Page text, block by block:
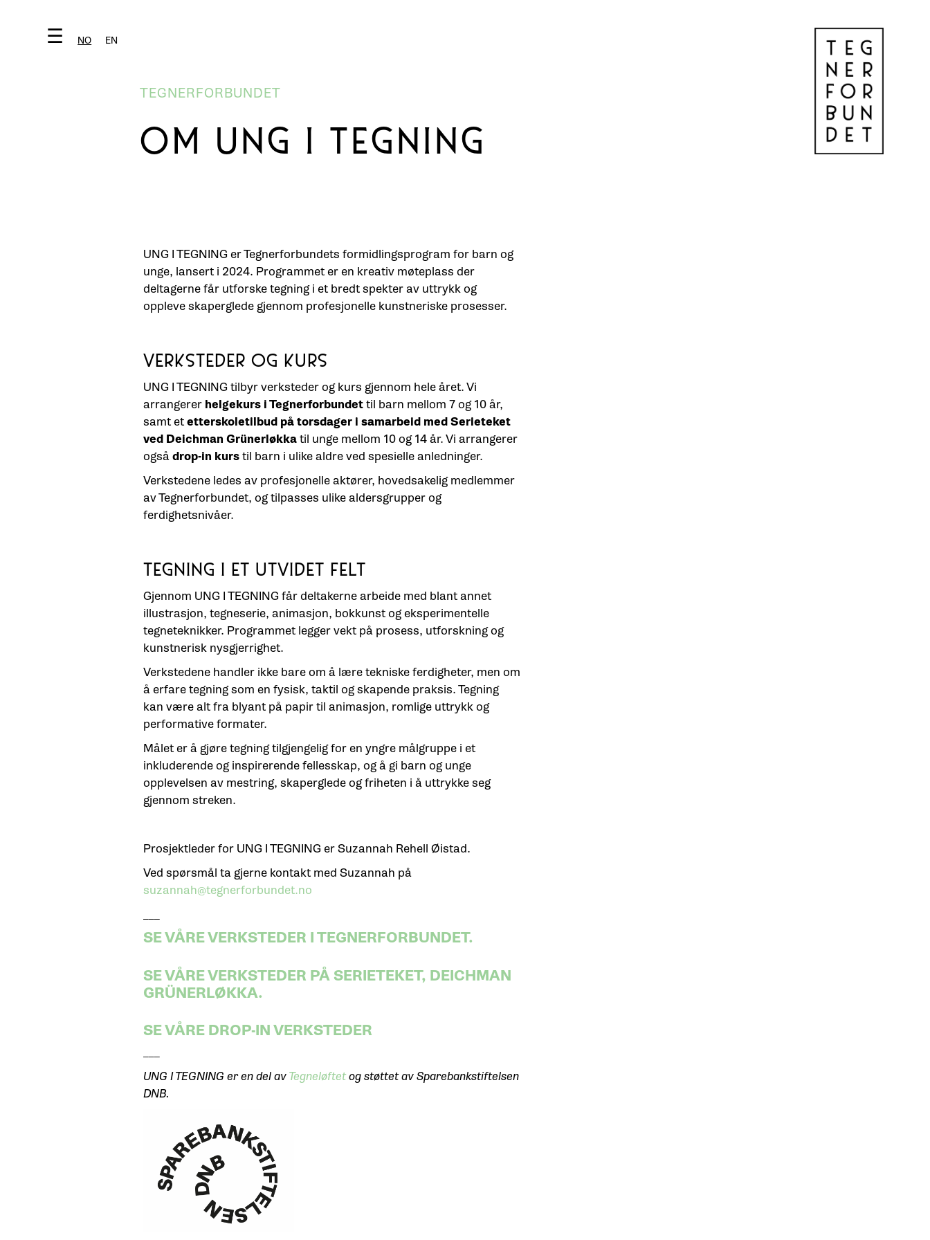
☰ NO EN
TEGNERFORBUNDET
OM UNG I TEGNING
UNG I TEGNING er Tegnerforbundets formidlingsprogram for barn og
unge, lansert i 2024. Programmet er en kreativ møteplass der
deltagerne får utforske tegning i et bredt spekter av uttrykk og
oppleve skaperglede gjennom profesjonelle kunstneriske prosesser.
VERKSTEDER OG KURS
UNG I TEGNING tilbyr verksteder og kurs gjennom hele året. Vi
arrangerer helgekurs i Tegnerforbundettil barn mellom 7 og 10 år,
samt etetterskoletilbud på torsdager i samarbeid med Serieteket
ved Deichman Grünerløkkatil unge mellom 10 og 14 år. Vi arrangerer
ogsådrop-in kurstil barn i ulike aldre ved spesielle anledninger.
Verkstedene ledes av profesjonelle aktører, hovedsakelig medlemmer
av Tegnerforbundet, og tilpasses ulike aldersgrupper og
ferdighetsnivåer.
TEGNING I ET UTVIDET FELT
Gjennom UNG I TEGNING får deltakerne arbeide med blant annet
illustrasjon, tegneserie, animasjon, bokkunst og eksperimentelle
tegneteknikker. Programmet legger vekt på prosess, utforskning og
kunstnerisk nysgjerrighet.
Verkstedene handler ikke bare om å lære tekniske ferdigheter, men om
å erfare tegning som en fysisk, taktil og skapende praksis. Tegning
kan være alt fra blyant på papir til animasjon, romlige uttrykk og
performative formater.
Målet er å gjøre tegning tilgjengelig for en yngre målgruppe i et
inkluderende og inspirerende fellesskap, og å gi barn og unge
opplevelsen av mestring, skaperglede og friheten i å uttrykke seg
gjennom streken.
Prosjektleder for UNG I TEGNING er Suzannah Rehell Øistad.
Ved spørsmål ta gjerne kontakt med Suzannah på
suzannah@tegnerforbundet.no
SE VÅRE VERKSTEDER I TEGNERFORBUNDET.
SE VÅRE VERKSTEDER PÅ SERIETEKET, DEICHMAN
GRÜNERLØKKA.
SE VÅRE DROP-IN VERKSTEDER
UNG I TEGNING er en del avTegneløftetog støttet av Sparebankstiftelsen
DNB.